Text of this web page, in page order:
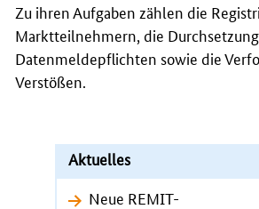
Zu ihren Aufgaben zählen die
Marktteilnehmern, die
Datenmeldepflichten sowie die
Verstößen.
Aktuelles
Neue REMIT-